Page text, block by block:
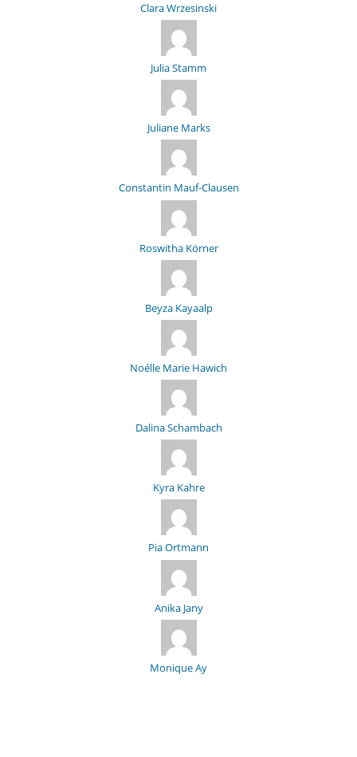
Clara Wrzesinski
Julia Stamm
Juliane Marks
Constantin Mauf-Clausen
Roswitha Körner
Beyza Kayaalp
Noélle Marie Hawich
Dalina Schambach
Kyra Kahre
Pia Ortmann
Anika Jany
Monique Ay